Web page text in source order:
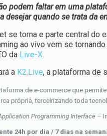
podem faltar em uma
desejar quando se trata da
se torna e parte central
ao vivo vem se
da Live-X.
a K2.Live, a plataforma de
de e-commerce que
própria, terceirizando toda
Programming Interface –
24h por dia / 7 dias na